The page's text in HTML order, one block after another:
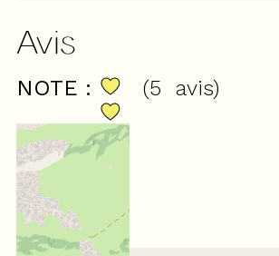
Avis
NOTE :
4,8
/ 5
(5 avis)